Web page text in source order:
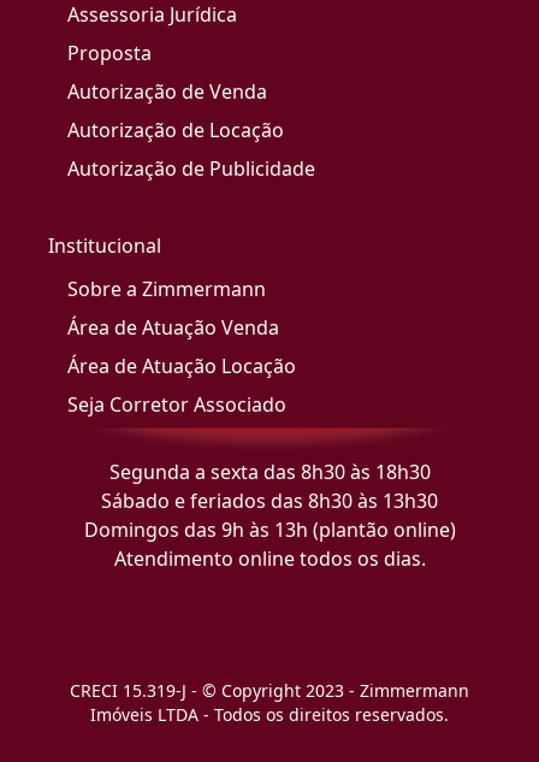
Assessoria Jurídica
Proposta
Autorização de Venda
Autorização de Locação
Autorização de Publicidade
Institucional
Sobre a Zimmermann
Área de Atuação Venda
Área de Atuação Locação
Seja Corretor Associado
Segunda a sexta das 8h30 às 18h30
Sábado e feriados das 8h30 às 13h30
Domingos das 9h às 13h (plantão online)
Atendimento online todos os dias.
CRECI 15.319-J - © Copyright 2023 - Zimmermann
Imóveis LTDA - Todos os direitos reservados.